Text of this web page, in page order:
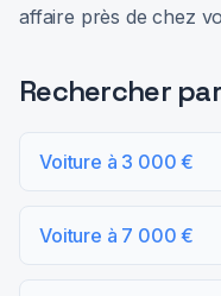
affaire près de chez
Rechercher
Voiture à 3 000 €
Voiture à 7 000 €